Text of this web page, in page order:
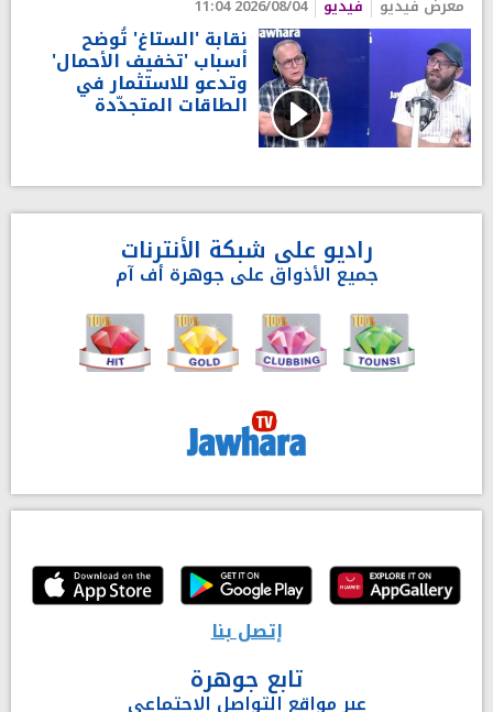
معرض فيديو فيديو 2026/08/04 11:04
نقابة 'الستاغ' تُوضح
أسباب 'تخفيف الأحمال'
وتدعو للاستثمار في
الطاقات المتجدّدة
راديو على شبكة الأنترنات
جميع الأذواق على جوهرة أف آم
إتصل بنا
تابع جوهرة
عبر مواقع التواصل الاجتماعي